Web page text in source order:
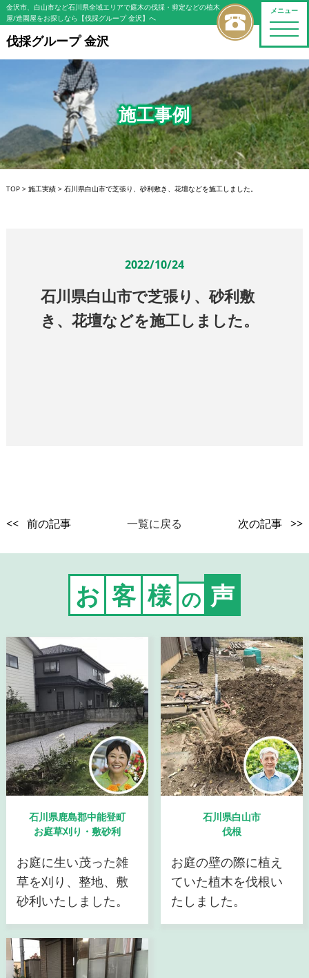
メニュー
toggle
金沢市、白山市など石川県全域エリアで庭木の伐採・剪定などの植木
屋/造園屋をお探しなら【伐採グループ 金沢】へ
伐採グループ 金沢
施工事例
TOP> 施工実績> 石川県白山市で芝張り、砂利敷き、花壇などを施工しました。
2022/10/24
石川県白山市で芝張り、砂利敷
き、花壇などを施工しました。
<< 前の記事 一覧に戻る 次の記事 >>
お 客 様 の 声
石川県鹿島郡中能登町
お庭草刈り・敷砂利
お庭に生い茂った雑
草を刈り、整地、敷
砂利いたしました。
石川県白山市
伐根
お庭の壁の際に植え
ていた植木を伐根い
たしました。